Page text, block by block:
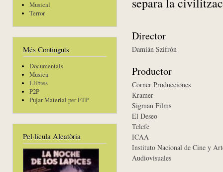
Musical
Terror
Més Continguts
Documentals
Musica
Llibres
P2P
Pujar Material per FTP
Pel·lícula Aleatòria
Director
Damián Szifrón
Productor
Corner Producciones
Kramer
Sigman Films
El Deseo
Telefe
ICAA
Instituto Nacional de Cine y
Audiovisuales